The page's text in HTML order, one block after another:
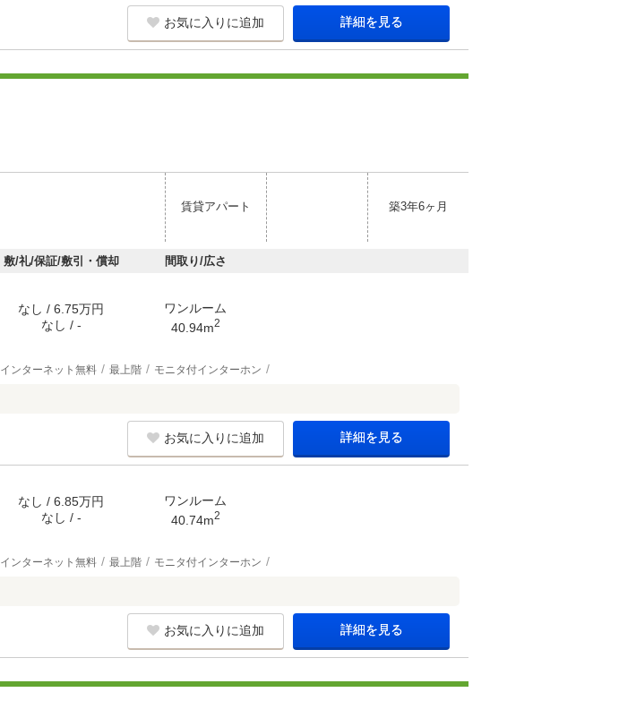
お気に入りに追加 詳細を見る
賃貸アパート 築3年6ヶ月
敷/礼/保証/敷引・償却 間取り/広さ
なし / 6.75万円
なし / -
ワンルーム
40.94m2
インターネット無料 最上階 モニタ付インターホン
お気に入りに追加 詳細を見る
なし / 6.85万円
なし / -
ワンルーム
40.74m2
インターネット無料 最上階 モニタ付インターホン
お気に入りに追加 詳細を見る